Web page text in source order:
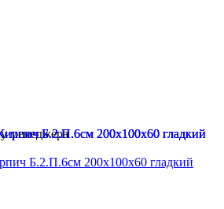
менеджера
Б.2.П.6см 200х100х60 гладкий